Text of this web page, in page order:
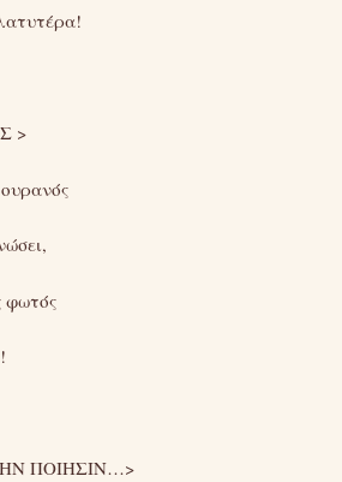
>
φωτός
ΠΟΙΗΣΙΝ…>